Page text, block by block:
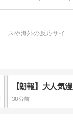
スや海外の反応サイ
38分前